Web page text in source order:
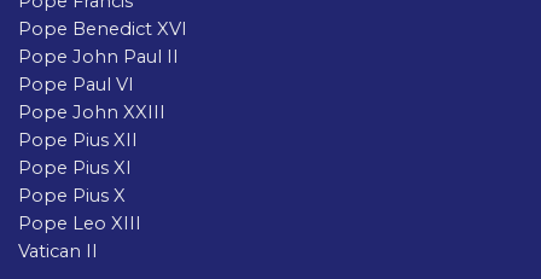
Pope Benedict XVI
Pope John Paul II
Pope Paul VI
Pope John XXIII
Pope Pius XII
Pope Pius XI
Pope Pius X
Pope Leo XIII
Vatican II